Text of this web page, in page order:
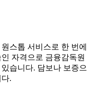
스톱 서비스로 한 번에
자격으로 금융감독원
습니다. 담보나 보증으
.